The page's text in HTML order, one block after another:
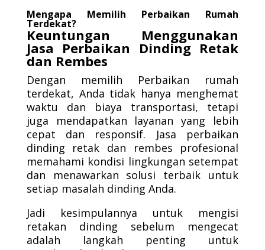
Mengapa Memilih Perbaikan Rumah
Terdekat?
Keuntungan Menggunakan
Jasa Perbaikan Dinding Retak
dan Rembes
Dengan memilih Perbaikan rumah
terdekat, Anda tidak hanya menghemat
waktu dan biaya transportasi, tetapi
juga mendapatkan layanan yang lebih
cepat dan responsif. Jasa perbaikan
dinding retak dan rembes profesional
memahami kondisi lingkungan setempat
dan menawarkan solusi terbaik untuk
setiap masalah dinding Anda.
Jadi kesimpulannya untuk mengisi
retakan dinding sebelum mengecat
adalah langkah penting untuk